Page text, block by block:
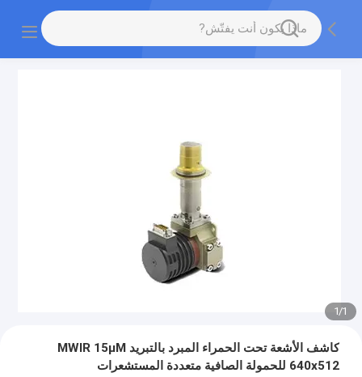
1
/
1
كاشف الأشعة تحت الحمراء المبرد بالتبريد MWIR 15μM
640x512 للحمولة الصافية متعددة المستشعرات